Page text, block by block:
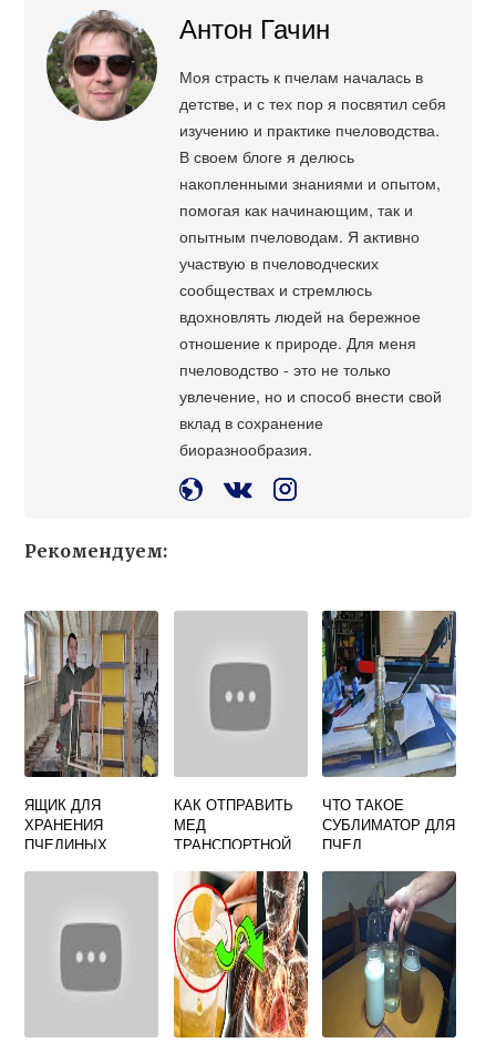
Антон Гачин
Моя страсть к пчелам началась в
детстве, и с тех пор я посвятил себя
изучению и практике пчеловодства.
В своем блоге я делюсь
накопленными знаниями и опытом,
помогая как начинающим, так и
опытным пчеловодам. Я активно
участвую в пчеловодческих
сообществах и стремлюсь
вдохновлять людей на бережное
отношение к природе. Для меня
пчеловодство - это не только
увлечение, но и способ внести свой
вклад в сохранение
биоразнообразия.
Рекомендуем:
ЯЩИК ДЛЯ
ХРАНЕНИЯ
ПЧЕЛИНЫХ
КАК ОТПРАВИТЬ
МЕД
ТРАНСПОРТНОЙ
ЧТО ТАКОЕ
СУБЛИМАТОР ДЛЯ
ПЧЕЛ